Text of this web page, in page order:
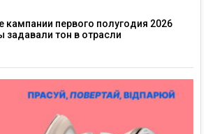
первого полугодия 2026
задавали тон в отрасли